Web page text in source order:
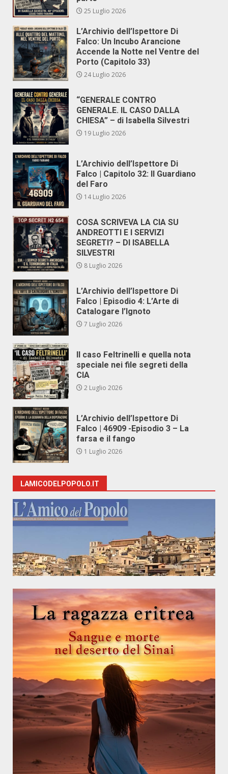
25 Luglio 2026
L’Archivio dell’Ispettore Di
Falco: Un Incubo Arancione
Accende la Notte nel Ventre del
Porto (Capitolo 33)
24 Luglio 2026
“GENERALE CONTRO
GENERALE. IL CASO DALLA
CHIESA” – di Isabella Silvestri
19 Luglio 2026
L’Archivio dell’Ispettore Di
Falco | Capitolo 32: Il Guardiano
del Faro
14 Luglio 2026
COSA SCRIVEVA LA CIA SU
ANDREOTTI E I SERVIZI
SEGRETI? – DI ISABELLA
SILVESTRI
8 Luglio 2026
L’Archivio dell’Ispettore Di
Falco | Episodio 4: L’Arte di
Catalogare l’Ignoto
7 Luglio 2026
Il caso Feltrinelli e quella nota
speciale nei file segreti della
CIA
2 Luglio 2026
L’Archivio dell’Ispettore Di
Falco | 46909 -Episodio 3 – La
farsa e il fango
1 Luglio 2026
LAMICODELPOPOLO.IT